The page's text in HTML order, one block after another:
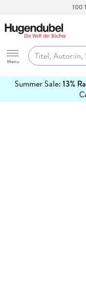
100
Hugendubel
Menu
Summer Sale: 13%
erfahren